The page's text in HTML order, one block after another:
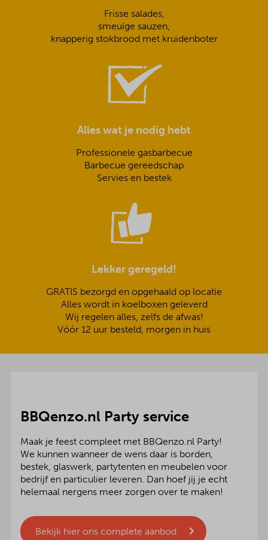
Frisse salades,
smeuïge sauzen,
knapperig stokbrood met kruidenboter
Alles wat je nodig hebt
Professionele gasbarbecue
Barbecue gereedschap
Servies en bestek
Lekker geregeld!
GRATIS bezorgd en opgehaald op locatie
Alles wordt in koelboxen geleverd
Wij regelen alles, zelfs de afwas!
Vóór 12 uur besteld, morgen in huis
BBQenzo.nl Party service
Maak je feest compleet met BBQenzo.nl Party!
We kunnen wanneer de wens daar is borden,
bestek, glaswerk, partytenten en meubelen voor
bedrijf en particulier leveren. Dan hoef jij je echt
helemaal nergens meer zorgen over te maken!
Bekijk hier ons complete aanbod